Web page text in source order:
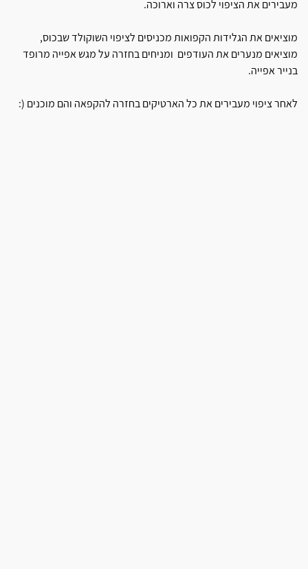
מעבירים את הציפוי לכוס צרה וארוכה.
מוציאים את הגלידות הקפואות מכניסים לציפוי השוקולד שבכוס,
מוציאים מנערים את העודפים ומניחים בחזרה על מגש אפייה מרופד
בנייר אפייה.
לאחר ציפוי מעבירים את כל הארטיקים בחזרה להקפאה והם מוכנים (: